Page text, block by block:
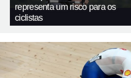
representa um risco para os
ciclistas